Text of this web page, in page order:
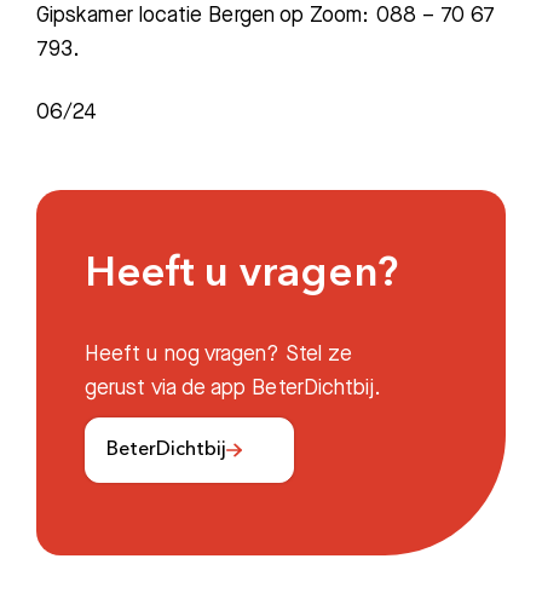
Gipskamer locatie Bergen op Zoom: 088 – 70 67
793.
06/24
Heeft u vragen?
Heeft u nog vragen? Stel ze
gerust via de app BeterDichtbij.
BeterDichtbij